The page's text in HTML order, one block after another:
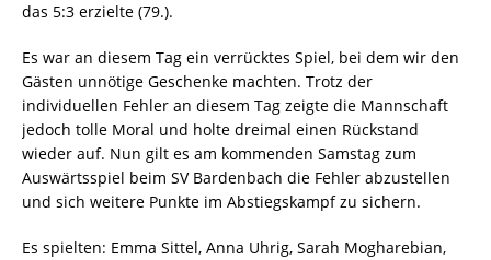
das 5:3 erzielte (79.).
Es war an diesem Tag ein verrücktes Spiel, bei dem wir den
Gästen unnötige Geschenke machten. Trotz der
individuellen Fehler an diesem Tag zeigte die Mannschaft
jedoch tolle Moral und holte dreimal einen Rückstand
wieder auf. Nun gilt es am kommenden Samstag zum
Auswärtsspiel beim SV Bardenbach die Fehler abzustellen
und sich weitere Punkte im Abstiegskampf zu sichern.
Es spielten: Emma Sittel, Anna Uhrig, Sarah Mogharebian,